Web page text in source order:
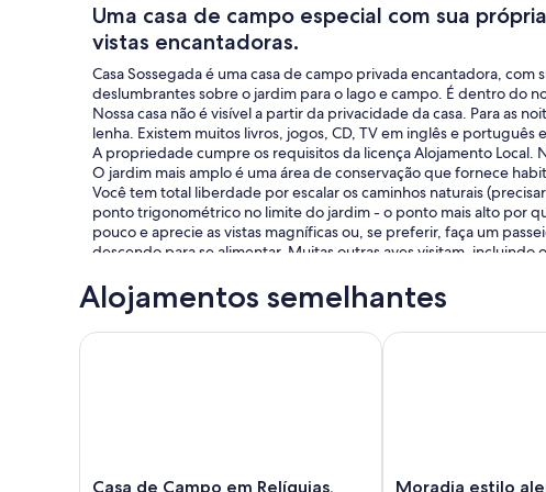
Uma casa de campo especial com sua
vistas encantadoras.
Casa Sossegada é uma casa de campo privada encantadora,
deslumbrantes sobre o jardim para o lago e campo. É dentro do
Nossa casa não é visível a partir da privacidade da casa. Para as
lenha. Existem muitos livros, jogos, CD, TV em inglês e
A propriedade cumpre os requisitos da licença Alojamento Local.
O jardim mais amplo é uma área de conservação que fornece
Você tem total liberdade por escalar os caminhos naturais
ponto trigonométrico no limite do jardim - o ponto mais alto por
pouco e aprecie as vistas magníficas ou, se preferir, faça um
descendo para se alimentar. Muitas outras aves visitam, incluindo
peixes estão em boas condições. O peixe deve ser manuseado
A primavera traz tapetes de flores silvestres e as noites têm um
atento à deslumbrante Via Láctea e às estrelas cadentes. Sem
geralmente bastante surpreendente - sente-se no terraço dos
Alojamentos semelhantes
Casa
Casa de Campo em Relíquias,
Casa de Campo em Relíquias, Alentejo com piscina e vista
Moradia
Moradia estilo
Moradia estilo